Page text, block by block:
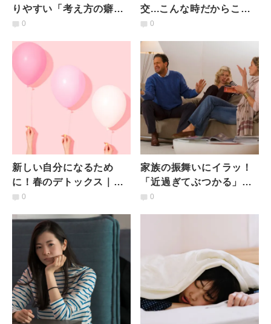
りやすい「考え方の癖」
とは
0
交...こんな時だからこそ
考えたい人間関係のあり
0
新しい自分になるため
に！春のデトックス｜い
ますぐ手放すべき３つの
0
家族の振舞いにイラッ！
「近過ぎてぶつかる」を
防ぐには？
0